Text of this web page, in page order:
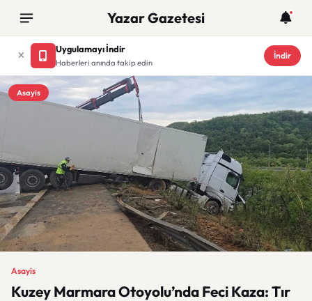
Yazar Gazetesi
Uygulamayı İndir
Haberleri anında takip edin
İndir
Asayis
Asayis
Kuzey Marmara Otoyolu’nda Feci Kaza: Tır